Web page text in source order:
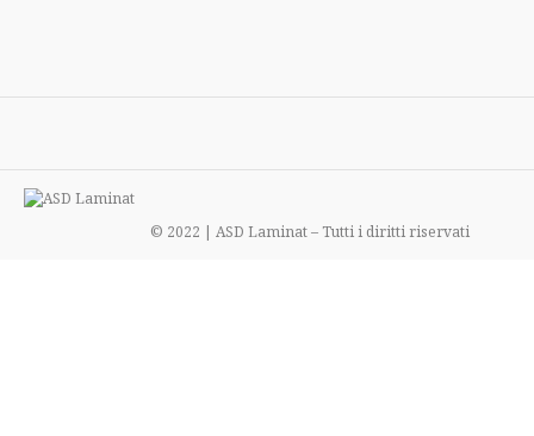
© 2022 | ASD Laminat – Tutti i diritti riservati